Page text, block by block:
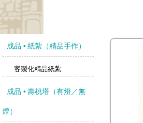
成品 • 紙紮（精品手作）
客製化精品紙紮
成品 • 壽桃塔（有燈／無
燈）